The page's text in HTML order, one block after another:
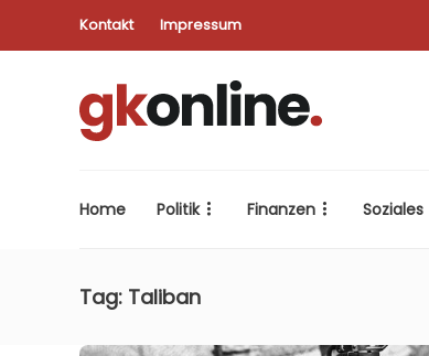
Kontakt Impressum
Home Politik Finanzen Soziales
Tag: Taliban